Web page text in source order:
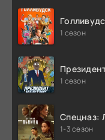
1 сезон
1 сезон
Спецназ:
1-3 сезон